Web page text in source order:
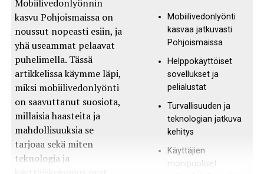
järjestämisen ja esi-kaudella pelattavat harjoitusottelut.
Joukkueiden tavoitteena on rakentaa mahdollisimman
kilpailukykyinen kokoonpano tulevaa kautta varten.
Varaustilaisuus:Uudet lupaukset poimitaan
yliopistojoukkueista.
Vapaat agentit:Joukkueet voivat vahvistaa
rivejään hankkimalla pelaajia, joiden sopimukset
ovat päättyneet.
Harjoitusleirit:
Pelaajat kokoontuvat kesällä
valmistautumaan tulevaan kauteen.
Mobiilivedonlyönnin
kasvu Pohjoismaissa on
noussut nopeasti esiin, ja
yhä useammat pelaavat
puhelimella. Tässä
artikkelissa käymme läpi,
miksi mobiilivedonlyönti
on saavuttanut suosiota,
millaisia haasteita ja
mahdollisuuksia se
tarjoaa sekä miten
teknologia ja
Mobiilivedonlyönti
kasvaa jatkuvasti
Pohjoismaissa
Helppokäyttöiset
sovellukset ja
pelialustat
Turvallisuuden ja
teknologian jatkuva
kehitys
Käyttäjien
monipuoliset